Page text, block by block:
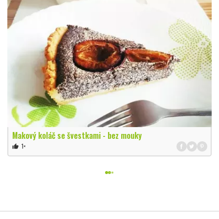
Makový koláč se švestkami - bez mouky
thumb_up 1×